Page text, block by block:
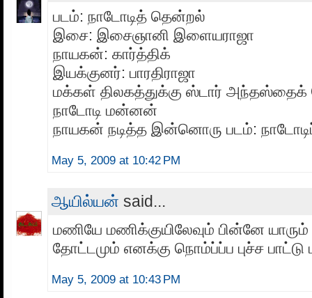
படம்: நாடோடித் தென்றல்
இசை: இசைஞானி இளையராஜா
நாயகன்: கார்த்திக்
இயக்குனர்: பாரதிராஜா
மக்கள் திலகத்துக்கு ஸ்டார்
நாடோடி மன்னன்
நாயகன் நடித்த இன்னொரு படம்:
May 5, 2009 at 10:42 PM
ஆயில்யன் said...
மணியே மணிக்குயிலேவும் பின்னே
தோட்டமும் எனக்கு நொம்ப்ப்ப புச்ச பாட்டு
May 5, 2009 at 10:43 PM